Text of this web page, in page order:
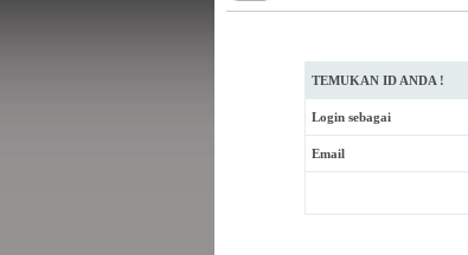
TEMUKAN ID ANDA !
Login sebagai
Email